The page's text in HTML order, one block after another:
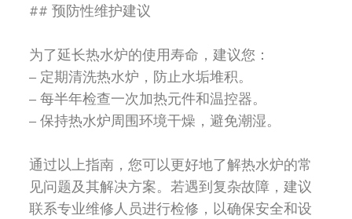
## 预防性维护建议
为了延长热水炉的使用寿命，建议您：
– 定期清洗热水炉，防止水垢堆积。
– 每半年检查一次加热元件和温控器。
– 保持热水炉周围环境干燥，避免潮湿。
通过以上指南，您可以更好地了解热水炉的常
见问题及其解决方案。若遇到复杂故障，建议
联系专业维修人员进行检修，以确保安全和设